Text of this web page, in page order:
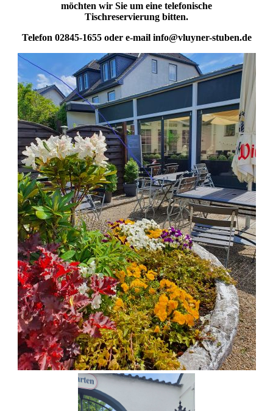
möchten wir Sie um eine telefonische
Tischreservierung bitten.
Telefon 02845-1655 oder e-mail info@vluyner-stuben.de